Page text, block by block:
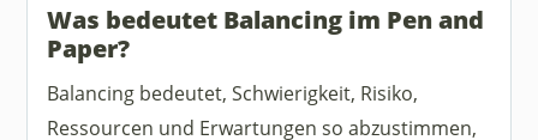
Was bedeutet Balancing im Pen and
Paper?
Balancing bedeutet, Schwierigkeit, Risiko,
Ressourcen und Erwartungen so abzustimmen,